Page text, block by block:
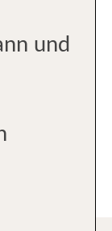
und